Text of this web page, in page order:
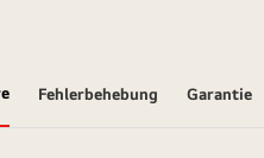
Fehlerbehebung Garantie